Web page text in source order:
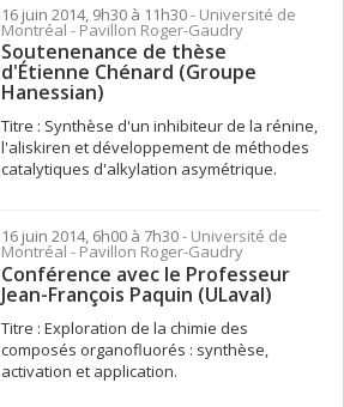
16 juin 2014, 9h30 à 11h30- Université de
Montréal - Pavillon Roger-Gaudry
Soutenenance de thèse
d'Étienne Chénard (Groupe
Hanessian)
Titre : Synthèse d'un inhibiteur de la rénine,
l'aliskiren et développement de méthodes
catalytiques d'alkylation asymétrique.
16 juin 2014, 6h00 à 7h30- Université de
Montréal - Pavillon Roger-Gaudry
Conférence avec le Professeur
Jean-François Paquin (ULaval)
Titre : Exploration de la chimie des
composés organofluorés : synthèse,
activation et application.